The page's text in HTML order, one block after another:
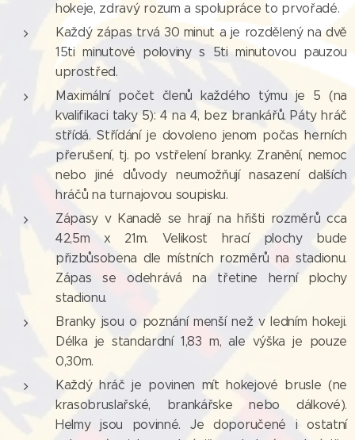
hokeje, zdravý rozum a spolupráce to prvořadé.
Každý zápas trvá 30 minut a je rozdělený na dvě
15ti minutové poloviny s 5ti minutovou pauzou
uprostřed.
Maximální počet členů každého týmu je 5 (na
kvalifikaci taky 5): 4 na 4, bez brankářů. Páty hráč
střídá. Střídání je dovoleno jenom počas herních
přerušení, tj. po vstřelení branky. Zranění, nemoc
nebo jiné důvody neumožňují nasazení dalších
hráčů na turnajovou soupisku.
Zápasy v Kanadě se hrají na hřišti rozměrů cca
42,5m x 21m. Velikost hrací plochy bude
přizbůsobena dle místních rozměrů na stadionu.
Zápas se odehrává na třetine herní plochy
stadionu.
Branky jsou o poznání menší než v ledním hokeji.
Délka je standardní 1,83 m, ale výška je pouze
0,30m.
Každý hráč je povinen mít hokejové brusle (ne
krasobruslařské, brankářske nebo dálkové).
Helmy jsou povinné. Je doporučené i ostatní